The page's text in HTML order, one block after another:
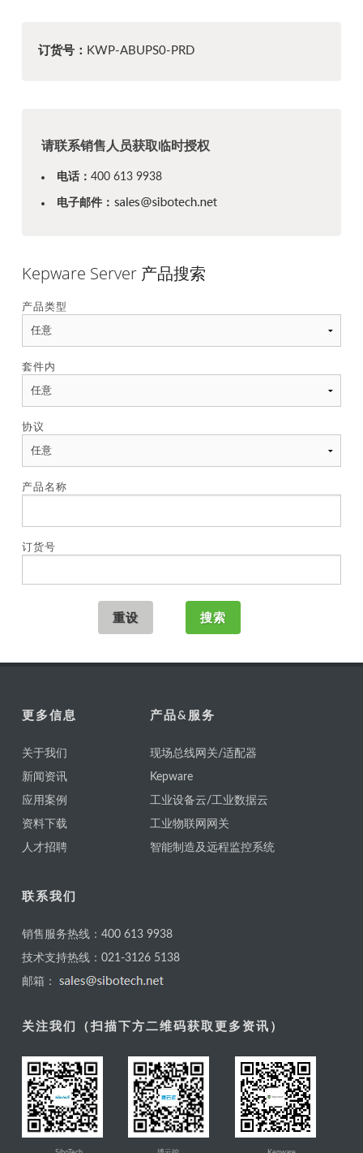
订货号： KWP-ABUPS0-PRD
请联系销售人员获取临时授权
电话： 400 613 9938
电子邮件：
Kepware Server 产品搜索
产品类型
套件内
协议
产品名称
订货号
更多信息
关于我们
新闻资讯
应用案例
资料下载
人才招聘
产品&服务
现场总线网关/适配器
Kepware
工业设备云/工业数据云
工业物联网网关
智能制造及远程监控系统
联系我们
销售服务热线：400 613 9938
技术支持热线：021-3126 5138
邮箱：
关注我们（扫描下方二维码获取更多资讯）